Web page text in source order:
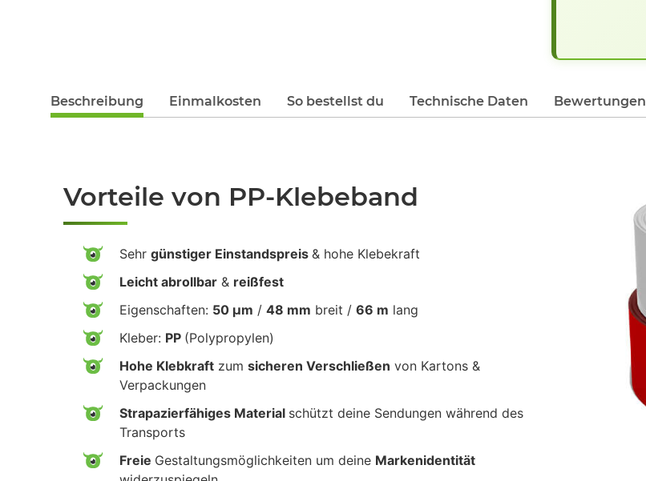
Beschreibung Einmalkosten So bestellst du Technische Daten Bewertungen
Vorteile von PP-Klebeband
Sehr günstiger Einstandspreis & hohe Klebekraft
Leicht abrollbar & reißfest
Eigenschaften: 50 µm / 48 mm breit / 66 m lang
Kleber: PP (Polypropylen)
Hohe Klebkraft zum sicheren Verschließen von Kartons &
Verpackungen
Strapazierfähiges Material schützt deine Sendungen während des
Transports
Freie Gestaltungsmöglichkeiten um deine Markenidentität